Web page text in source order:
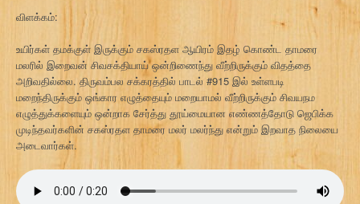
விளக்கம்:
உயிர்கள் தமக்குள் இருக்கும் சகஸ்ரதள ஆயிரம் இதழ் கொண்ட தாமரை
மலரில் இறைவன் சிவசக்தியாய் ஒன்றிணைந்து வீற்றிருக்கும் விதத்தை
அறிவதில்லை. திருவம்பல சக்கரத்தில் பாடல் #915 இல் உள்ளபடி
மறைந்திருக்கும் ஒங்கார எழுத்தையும் மறையாமல் வீற்றிருக்கும் சிவயநம
எழுத்துக்களையும் ஒன்றாக சேர்த்து தூய்மையான எண்ணத்தோடு ஜெபிக்க
முடிந்தவர்களின் சகஸ்ரதள தாமரை மலர் மலர்ந்து என்றும் இறவாத நிலையை
அடைவார்கள்.